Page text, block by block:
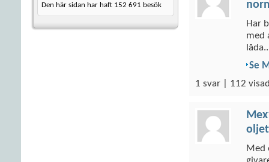
Den här sidan har haft 152 691 besök
Har
med
Se
1 svar | 112
Med